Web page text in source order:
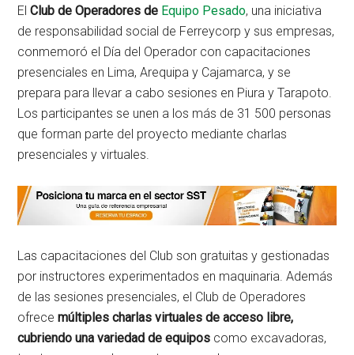
ElClub de Operadores de Equipo Pesado, una iniciativa
de responsabilidad social de Ferreycorp y sus empresas,
conmemoró el Día del Operador con capacitaciones
presenciales en Lima, Arequipa y Cajamarca, y se
prepara para llevar a cabo sesiones en Piura y Tarapoto.
Los participantes se unen a los más de 31 500 personas
que forman parte del proyecto mediante charlas
presenciales y virtuales.
Las capacitaciones del Club son gratuitas y gestionadas
por instructores experimentados en maquinaria. Además
de las sesiones presenciales, el Club de Operadores
ofrecemúltiples charlas virtuales de acceso libre,
cubriendo una variedad de equipos como excavadoras,